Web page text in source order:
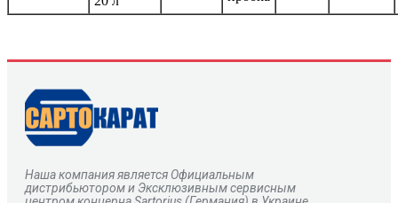
Наша компания является Официальным
дистрибьютором и Эксклюзивным сервисным